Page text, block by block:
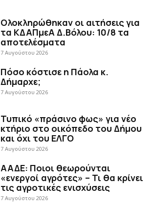
Ολοκληρώθηκαν οι αιτήσεις για
τα ΚΔΑΠμεΑ Δ.Βόλου: 10/8 τα
αποτελέσματα
7 Αυγούστου 2026
Πόσο κόστισε η Πάολα κ.
Δήμαρχε;
7 Αυγούστου 2026
Τυπικό «πράσινο φως» για νέο
κτήριο στο οικόπεδο του Δήμου
και όχι του ΕΛΓΟ
7 Αυγούστου 2026
ΑΑΔΕ: Ποιοι θεωρούνται
«ενεργοί αγρότες» – Τι θα κρίνει
τις αγροτικές ενισχύσεις
7 Αυγούστου 2026